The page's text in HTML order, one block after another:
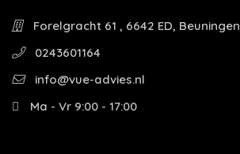
Forelgracht 61 , 6642 ED, Beuningen
0243601164
info@vue-advies.nl
Ma - Vr 9:00 - 17:00